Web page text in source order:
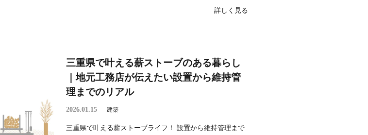
詳しく見る
三重県で叶える薪ストーブのある暮らし
｜地元工務店が伝えたい設置から維持管
理までのリアル
2026.01.15 建築
三重県で叶える薪ストーブライフ！ 設置から維持管理まで